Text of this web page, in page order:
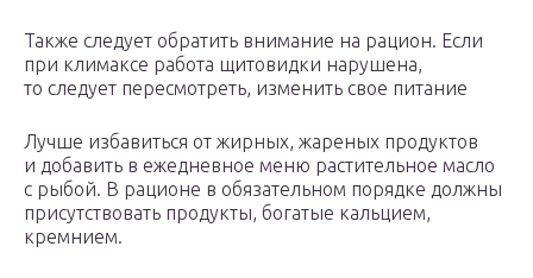
Также следует обратить внимание на рацион. Если
при климаксе работа щитовидки нарушена,
то следует пересмотреть, изменить свое питание
Лучше избавиться от жирных, жареных продуктов
и добавить в ежедневное меню растительное масло
с рыбой. В рационе в обязательном порядке должны
присутствовать продукты, богатые кальцием,
кремнием.